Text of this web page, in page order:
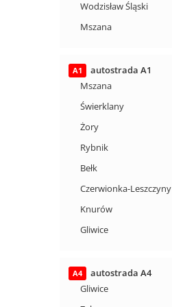
Wodzisław Śląski
Mszana
A1
autostrada A1
Mszana
Świerklany
Żory
Rybnik
Bełk
Czerwionka-Leszczyny
Knurów
Gliwice
A4
autostrada A4
Gliwice